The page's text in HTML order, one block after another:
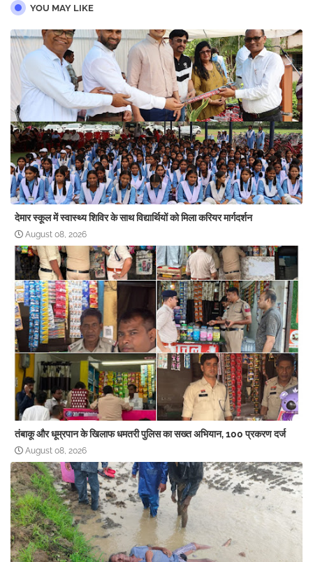
YOU MAY LIKE
देमार स्कूल में स्वास्थ्य शिविर के साथ विद्यार्थियों को मिला करियर मार्गदर्शन
August 08, 2026
तंबाकू और धूम्रपान के खिलाफ धमतरी पुलिस का सख्त अभियान, 100 प्रकरण दर्ज
August 08, 2026